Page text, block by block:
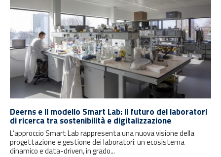
Deerns e il modello Smart Lab: il futuro dei laboratori
di ricerca tra sostenibilità e digitalizzazione
L’approccio Smart Lab rappresenta una nuova visione della
progettazione e gestione dei laboratori: un ecosistema
dinamico e data-driven, in grado...